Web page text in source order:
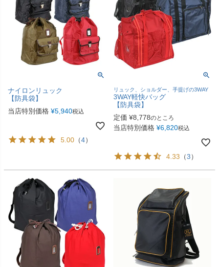
ナイロンリュック
【防具袋】
当店特別価格 ¥5,940税込
5.00 （4）
リュック、ショルダー、手提げの3WAY
3WAY軽快バッグ
【防具袋】
定価 ¥8,778のところ
当店特別価格 ¥6,820税込
4.33 （3）